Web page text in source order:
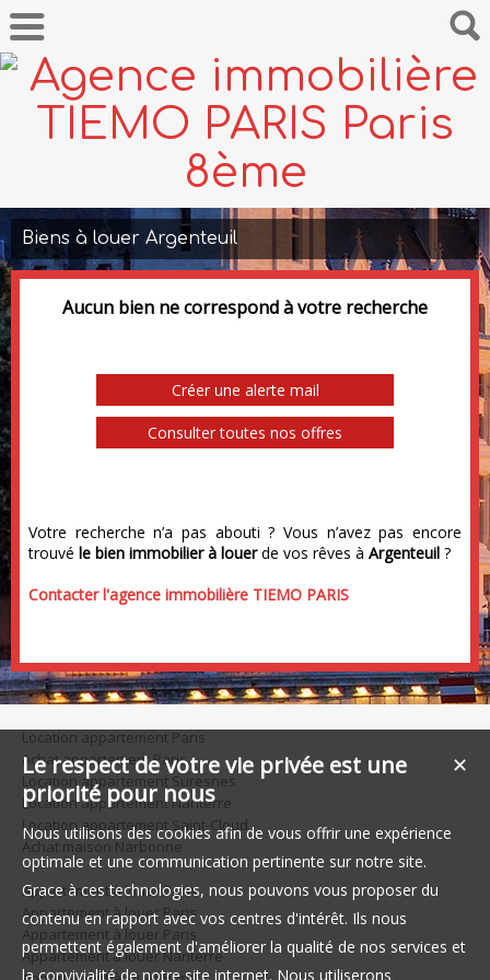
Biens à louer Argenteuil
Aucun bien ne correspond à votre recherche
Créer une alerte mail
Consulter toutes nos offres
Votre recherche n’a pas abouti ? Vous n’avez pas encore
trouvé le bien immobilier à louerde vos rêves à Argenteuil ?
Contacter l'agence immobilière TIEMO PARIS
Location appartement Paris
Achat appartement Paris
Location appartement Suresnes
Location appartement Nanterre
Location appartement Saint-Cloud
Achat maison Narbonne
Appartement à louer Paris
Appartement à louer Paris
Appartement à louer Paris
Appartement à louer Nanterre
✕
Le respect de votre vie privée est une
priorité pour nous
Nous utilisons des cookies afin de vous offrir une expérience
optimale et une communication pertinente sur notre site.
Grace à ces technologies, nous pouvons vous proposer du
contenu en rapport avec vos centres d'intérêt. Ils nous
permettent également d'améliorer la qualité de nos services et
la convivialité de notre site internet. Nous utiliserons